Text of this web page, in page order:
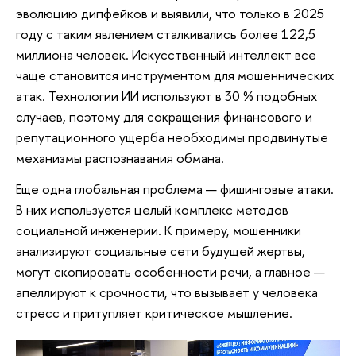
эволюцию дипфейков и выявили, что только в 2025
году с таким явлением сталкивались более 122,5
миллиона человек. Искусственный интеллект все
чаще становится инструментом для мошеннических
атак. Технологии ИИ используют в 30 % подобных
случаев, поэтому для сокращения финансового и
репутационного ущерба необходимы продвинутые
механизмы распознавания обмана.
Еще одна глобальная проблема — фишинговые атаки.
В них используется целый комплекс методов
социальной инженерии. К примеру, мошенники
анализируют социальные сети будущей жертвы,
могут скопировать особенности речи, а главное —
апеллируют к срочности, что вызывает у человека
стресс и притупляет критическое мышление.